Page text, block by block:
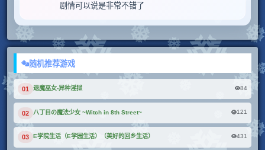
剧情可以说是非常不错了
随机推荐游戏
01 退魔巫女-异种淫狱 84
02 八丁目の魔法少女 ~Witch in 8th Street~ 121
03 E学院生活（E学园生活）（美好的回乡生活） 431